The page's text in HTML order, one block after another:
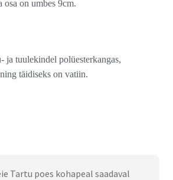
osa on umbes 9cm.
ja tuulekindel polüesterkangas,
täidiseks on vatiin.
Tartu poes kohapeal saadaval